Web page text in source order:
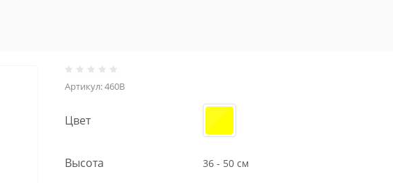
Артикул:460B
Цвет
Высота 36 - 50 см